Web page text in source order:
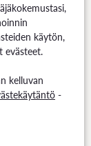
käytön,
evästeet.
kelluvan
-